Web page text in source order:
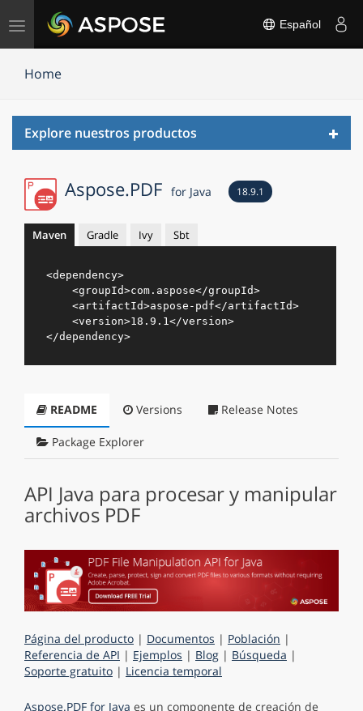
Alternar
Español
Home
Explore nuestros productos
Aspose.PDF for Java 18.9.1
Maven Gradle Ivy Sbt
<dependency>
<groupId>com.aspose</groupId>
<artifactId>aspose-pdf</artifactId>
<version>18.9.1 </version>
</dependency>
README Versions Release Notes
Package Explorer
API Java para procesar y manipular
archivos PDF
Página del producto | Documentos | Población |
Referencia de API | Ejemplos | Blog | Búsqueda |
Soporte gratuito | Licencia temporal
Aspose.PDF for Java es un componente de creación de